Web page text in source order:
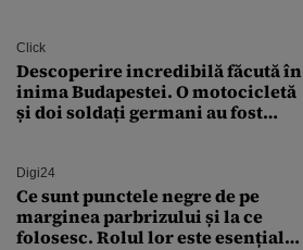
Click
Descoperire incredibilă făcută în
inima Budapestei. O motocicletă
și doi soldați germani au fost
Digi24
Ce sunt punctele negre de pe
marginea parbrizului și la ce
folosesc. Rolul lor este esențial